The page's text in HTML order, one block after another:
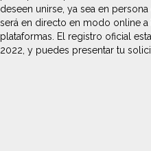
deseen unirse, ya sea en
será en directo en modo online a
plataformas. El registro oficial
2022, y puedes presentar tu